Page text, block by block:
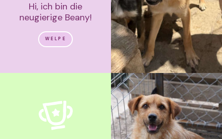
Hi, ich bin die
neugierige Beany!
WELPE